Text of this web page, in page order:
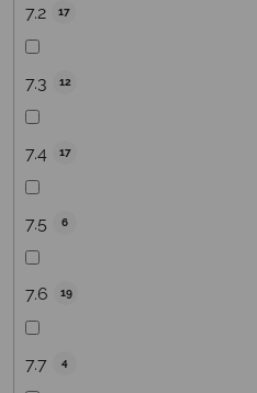
7.2 17
7.3 12
7.4 17
7.5 6
7.6 19
7.7 4